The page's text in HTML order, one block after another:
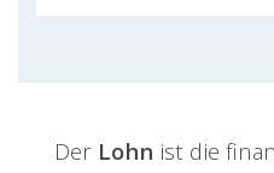
Der Lohn ist die